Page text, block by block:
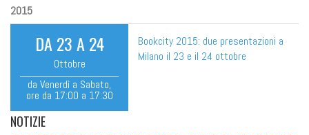
2015
DA 23A 24
Ottobre
da Venerdì a Sabato,
ore da 17:00 a 17:30
Bookcity 2015: due presentazioni a
Milano il 23 e il 24 ottobre
NOTIZIE